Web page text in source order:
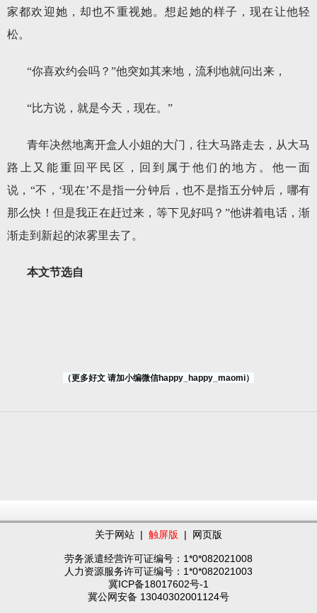
家都欢迎她，却也不重视她。想起她的样子，现在让他轻
松。
“你喜欢约会吗？”他突如其来地，流利地就问出来，
“比方说，就是今天，现在。”
青年决然地离开盒人小姐的大门，往大马路走去，从大马
路上又能重回平民区，回到属于他们的地方。他一面
说，“不，‘现在’不是指一分钟后，也不是指五分钟后，哪有
那么快！但是我正在赶过来，等下见好吗？”他讲着电话，渐
渐走到新起的浓雾里去了。
本文节选自
（更多好文 请加小编微信happy_happy_maomi）
关于网站 | 触屏版 | 网页版
劳务派遣经营许可证编号：1*0*082021008
人力资源服务许可证编号：1*0*082021003
冀ICP备18017602号-1
冀公网安备 13040302001124号